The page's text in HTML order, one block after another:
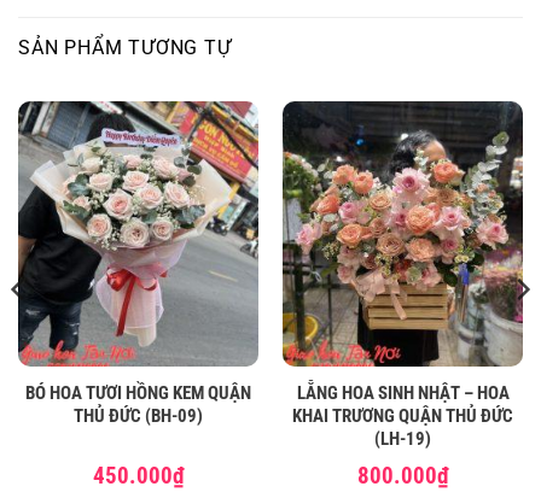
SẢN PHẨM TƯƠNG TỰ
BÓ HOA TƯƠI HỒNG KEM QUẬN
THỦ ĐỨC (BH-09)
450.000₫
LẴNG HOA SINH NHẬT – HOA
KHAI TRƯƠNG QUẬN THỦ ĐỨC
(LH-19)
800.000₫